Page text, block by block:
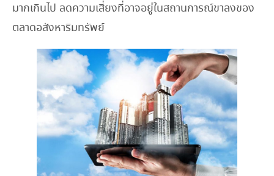
มากเกินไป ลดความเสี่ยงที่อาจอยู่ในสถานการณ์ขาลงของ
ตลาดอสังหาริมทรัพย์